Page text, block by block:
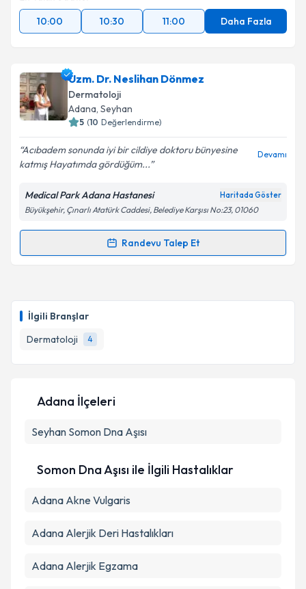
İlgili Branşlar
Dermatoloji
4
10:00
10:30 11:00 Daha Fazla
Uzm. Dr. Neslihan Dönmez
Dermatoloji
Adana, Seyhan
5 (10 Değerlendirme)
Acıbadem sonunda iyi bir cildiye doktoru bünyesine
katmış Hayatımda gördüğüm...
Devamı
Medical Park Adana Hastanesi Haritada Göster
Büyükşehir, Çınarlı Atatürk Caddesi, Belediye Karşısı No:23, 01060
Randevu Talep Et
Randevu Takvimi Talebi
için bir takvim hazırlandığında e-posta ile
bilgilendireceğiz.
E-posta Adresiniz
Kişisel verilerimin işlenmesine ilişkin
Takvim Talebini Gönder
Adana İlçeleri
Seyhan Somon Dna Aşısı
Somon Dna Aşısı ile İlgili Hastalıklar
Adana Akne Vulgaris
Adana Alerjik Deri Hastalıkları
Adana Alerjik Egzama